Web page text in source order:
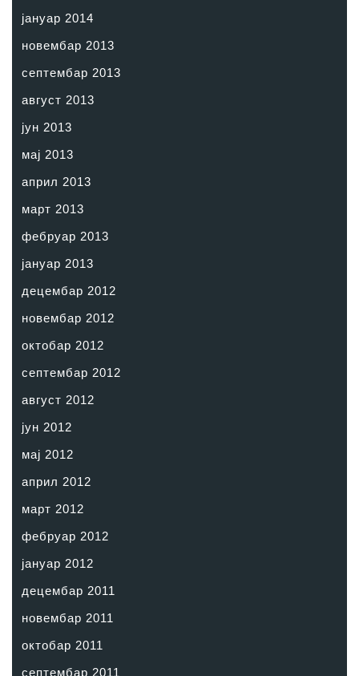
јануар 2014
новембар 2013
септембар 2013
август 2013
јун 2013
мај 2013
април 2013
март 2013
фебруар 2013
јануар 2013
децембар 2012
новембар 2012
октобар 2012
септембар 2012
август 2012
јун 2012
мај 2012
април 2012
март 2012
фебруар 2012
јануар 2012
децембар 2011
новембар 2011
октобар 2011
септембар 2011